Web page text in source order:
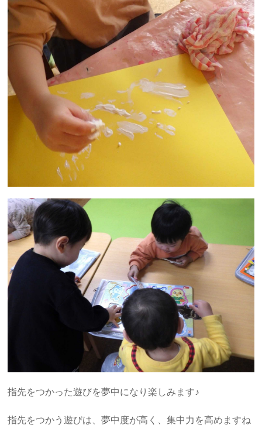
指先をつかった遊びを夢中になり楽しみます♪
指先をつかう遊びは、夢中度が高く、集中力を高めますね